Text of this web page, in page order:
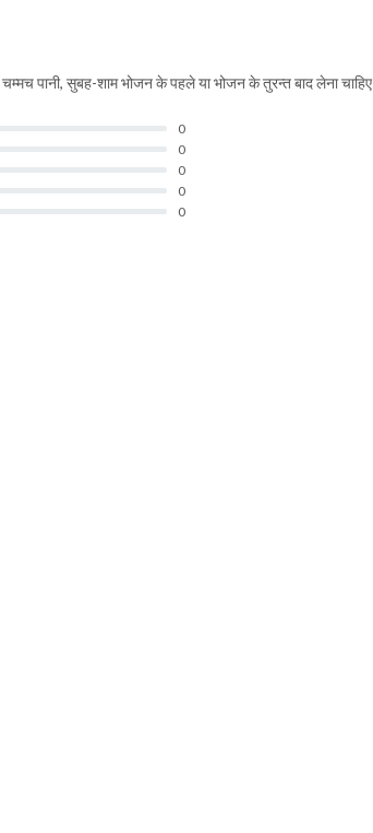
पानी, सुबह-शाम भोजन के पहले या भोजन के तुरन्त बाद लेना चाहिए
0
0
0
0
0